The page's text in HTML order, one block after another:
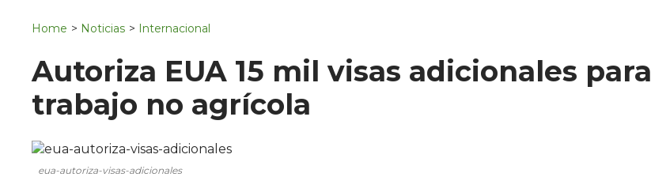
Home > Noticias > Internacional
Autoriza EUA 15 mil visas adicionales para
trabajo no agrícola
eua-autoriza-visas-adicionales